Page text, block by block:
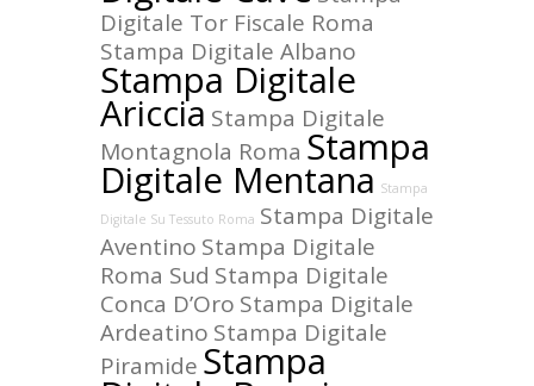
Digitale Tor Fiscale Roma
Stampa Digitale Albano
Stampa Digitale
Ariccia Stampa Digitale
Montagnola Roma Stampa
Digitale Mentana Stampa
Digitale Su Tessuto Roma Stampa Digitale
Aventino Stampa Digitale
Roma Sud Stampa Digitale
Conca D’Oro Stampa Digitale
Ardeatino Stampa Digitale
Piramide Stampa